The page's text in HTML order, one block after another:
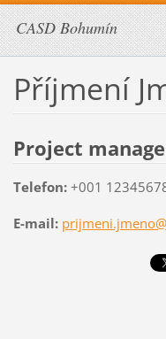
CASD Bohumín
Příjmení
Project
Telefon:+001
E-mail: